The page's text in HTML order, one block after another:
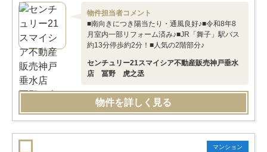
物件担当者コメント
■南向きにつき陽当たり・通風良好♪■令和8年8
月室内一部リフォーム済み♪■JR「舞子」駅バス
約13分停歩約2分！■人気の2階部分♪
センチュリー21スマイシア不動産販売神戸垂水
店 冨野 虎之丞
物件を詳しく見る
マンション